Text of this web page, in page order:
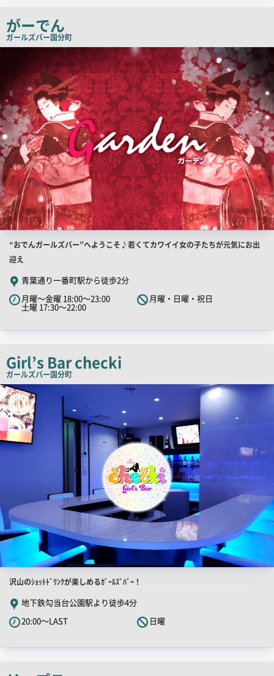
コ
ピ
がーでん
ガールズバー国分町
店
舗
PR
キ
ャ
チ
ピ
ー
“おでんガールズバー”へようこそ♪若くてカワイイ女の子たちが元気にお出
迎え
青葉通り一番町駅から徒歩2分
月曜～金曜 18:00～23:00
土曜 17:30～22:00
月曜・日曜・祝日
Girl’s Bar checki
ガールズバー国分町
店
舗
PR
画
像
店
舗
PR
キ
沢山のｼｮｯﾄﾄﾞﾘﾝｸが楽しめるｶﾞｰﾙｽﾞﾊﾞｰ！
地下鉄勾当台公園駅より徒歩4分
20:00～LAST
日曜